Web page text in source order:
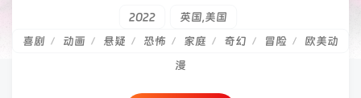
2022
英国,美国
喜剧 / 动画 / 悬疑 / 恐怖 / 家庭 / 奇幻 / 冒险 /
欧美动
漫